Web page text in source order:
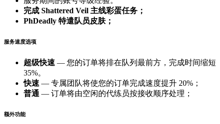
完成 Shattered Veil 主线彩蛋任务；
PhDeadly 特遣队员皮肤；
服务速度选项
超级快速 — 您的订单将排在队列最前方，完成时间缩短
35%。
快速 — 专属团队将使您的订单完成速度提升 20%；
普通 — 订单将由空闲的代练员按接收顺序处理；
额外功能